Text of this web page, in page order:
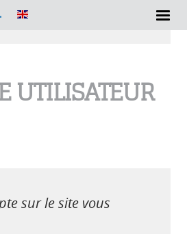
UTILISATEUR
sur le site vous